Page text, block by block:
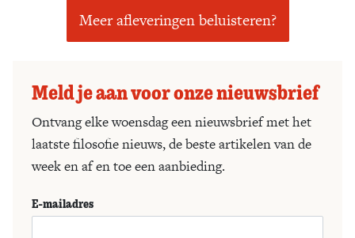
Meer afleveringen beluisteren?
Meld je aan voor onze nieuwsbrief
Ontvang elke woensdag een nieuwsbrief met het
laatste filosofie nieuws, de beste artikelen van de
week en af en toe een aanbieding.
E-mailadres